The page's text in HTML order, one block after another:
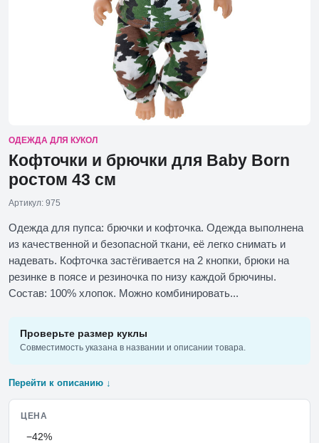
ОДЕЖДА ДЛЯ КУКОЛ
Кофточки и брючки для Baby Born
ростом 43 см
Артикул: 975
Одежда для пупса: брючки и кофточка. Одежда выполнена
из качественной и безопасной ткани, её легко снимать и
надевать. Кофточка застёгивается на 2 кнопки, брюки на
резинке в поясе и резиночка по низу каждой брючины.
Состав: 100% хлопок. Можно комбинировать...
Проверьте размер куклы
Совместимость указана в названии и описании товара.
Перейти к описанию ↓
ЦЕНА
−42%